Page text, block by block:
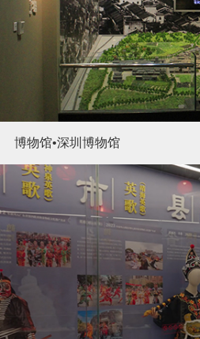
博物馆•深圳博物馆